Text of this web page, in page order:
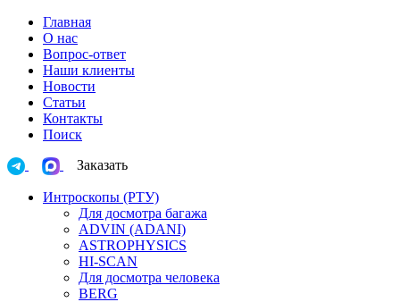
Главная
О нас
Вопрос-ответ
Наши клиенты
Новости
Статьи
Контакты
Поиск
Заказать
Интроскопы (РТУ)
Для досмотра багажа
ADVIN (ADANI)
ASTROPHYSICS
HI-SCAN
Для досмотра человека
BERG